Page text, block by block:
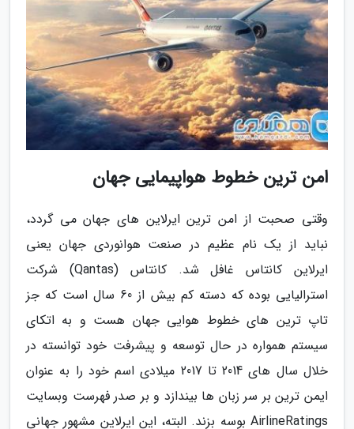
امن ترین خطوط هواپیمایی جهان
وقتی صحبت از امن ترین ایرلاین های جهان می گردد،
نباید از یک نام عظیم در صنعت هوانوردی جهان یعنی
ایرلاین کانتاس غافل شد. کانتاس (Qantas) شرکت
استرالیایی بوده که دسته کم بیش از 60 سال است که جز
تاپ ترین های خطوط هوایی جهان هست و به اتکای
سیستم همواره در حال توسعه و پیشرفت خود توانسته در
خلال سال های 2014 تا 2017 میلادی اسم خود را به عنوان
ایمن ترین بر سر زبان ها بیندازد و بر صدر فهرست وبسایت
AirlineRatings بوسه بزند. البته، این ایرلاین مشهور جهانی